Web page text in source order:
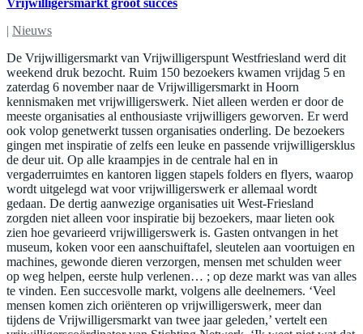
Vrijwilligersmarkt groot succes
| Nieuws
De Vrijwilligersmarkt van Vrijwilligerspunt Westfriesland werd dit
weekend druk bezocht. Ruim 150 bezoekers kwamen vrijdag 5 en
zaterdag 6 november naar de Vrijwilligersmarkt in Hoorn
kennismaken met vrijwilligerswerk. Niet alleen werden er door de
meeste organisaties al enthousiaste vrijwilligers geworven. Er werd
ook volop genetwerkt tussen organisaties onderling. De bezoekers
gingen met inspiratie of zelfs een leuke en passende vrijwilligersklus
de deur uit. Op alle kraampjes in de centrale hal en in
vergaderruimtes en kantoren liggen stapels folders en flyers, waarop
wordt uitgelegd wat voor vrijwilligerswerk er allemaal wordt
gedaan. De dertig aanwezige organisaties uit West-Friesland
zorgden niet alleen voor inspiratie bij bezoekers, maar lieten ook
zien hoe gevarieerd vrijwilligerswerk is. Gasten ontvangen in het
museum, koken voor een aanschuiftafel, sleutelen aan voortuigen en
machines, gewonde dieren verzorgen, mensen met schulden weer
op weg helpen, eerste hulp verlenen… ; op deze markt was van alles
te vinden. Een succesvolle markt, volgens alle deelnemers. ‘Veel
mensen komen zich oriënteren op vrijwilligerswerk, meer dan
tijdens de Vrijwilligersmarkt van twee jaar geleden,’ vertelt een